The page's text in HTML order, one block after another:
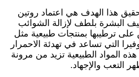
هذا الهدف هي اعتماد روتين
البشرة بلطف لإزالة الشوائب
ترطيبها بمنتجات طبيعية مثل
التي تساعد في تهدئة الاحمرار
المواد الطبيعية تزيد من مرونة
التعب والإجهاد.